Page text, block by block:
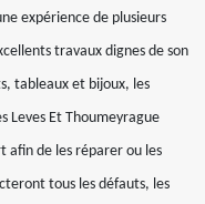
expérience de plusieurs
travaux dignes de son
tableaux et bijoux, les
Leves Et Thoumeyrague
afin de les réparer ou les
tous les défauts, les